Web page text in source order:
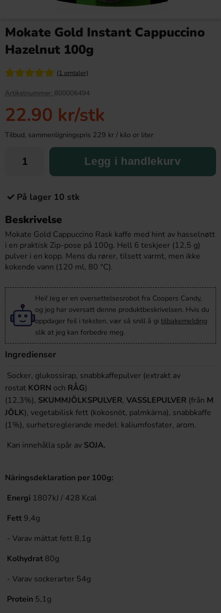
38.90 kr
Mokate Gold Instant Cappuccino
Hazelnut 100g
(1 omtaler)
Artikelnummer: 800006494
22.90 kr/stk
Tilbud, sammenligningspris 229 kr / kilo or liter
Legg i handlekurv
På lager 10 stk
Beskrivelse
Mokate Gold Cappuccino Rask kaffe med hint av hasselnøtt
i en praktisk Zip-pose på 100g. Hell 6 teskjeer (12,5 g)
pulver i en kopp. Mens du rører, tilsett varmt, men ikke
kokende vann (120 ml, 80 °C).
Hei! Jeg er en oversettelsesrobot fra Coopers Candy,
og jeg har oversatt denne produktbeskrivelsen. Hvis du
oppdager feil i teksten, vær så snill å gi tilbakemelding
slik at jeg kan forbedre meg.
Ingredienser
Socker, glukossirap, snabbkaffepulver (extrakt av
rostat KORN och RÅG)
(12,3%), SKUMMJÖLKSPULVER, VASSLEPULVER (från M
JÖLK), vegetabilisk fett (kokosnöt, palmkärna), snabbkaffe
(1%), surhetsreglerande medel: kaliumfosfater, arom.
Kan innehålla spår av SOJA.
Näringsdeklaration per 100g:
Energi 1807kJ / 428 Kcal
Fett 9,4g
- Varav mättat fett 8,1g
Kolhydrat 80g
- Varav sockerarter 54g
Protein 5,1g